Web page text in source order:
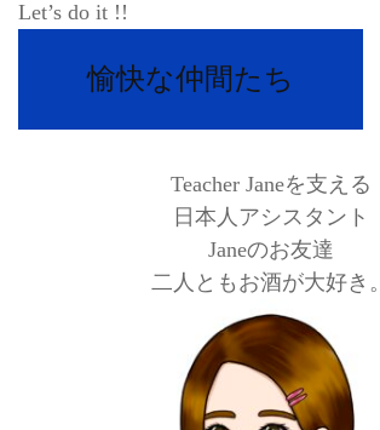
Let’s do it !!
愉快な仲間たち
Teacher Janeを支える
日本人アシスタント
Janeのお友達
二人ともお酒が大好き。